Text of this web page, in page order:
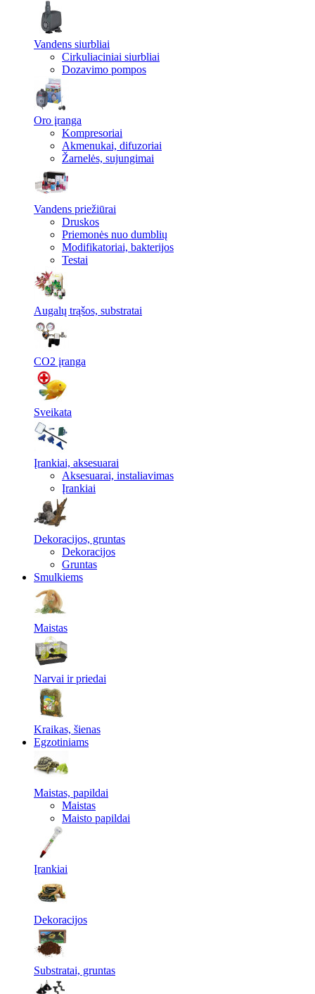
Vandens siurbliai
Cirkuliaciniai siurbliai
Dozavimo pompos
Oro įranga
Kompresoriai
Akmenukai, difuzoriai
Žarnelės, sujungimai
Vandens priežiūrai
Druskos
Priemonės nuo dumblių
Modifikatoriai, bakterijos
Testai
Augalų trąšos, substratai
CO2 įranga
Sveikata
Įrankiai, aksesuarai
Aksesuarai, instaliavimas
Įrankiai
Dekoracijos, gruntas
Dekoracijos
Gruntas
Smulkiems
Maistas
Narvai ir priedai
Kraikas, šienas
Egzotiniams
Maistas, papildai
Maistas
Maisto papildai
Įrankiai
Dekoracijos
Substratai, gruntas